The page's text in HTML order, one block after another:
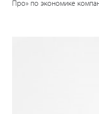
Про» по экономике